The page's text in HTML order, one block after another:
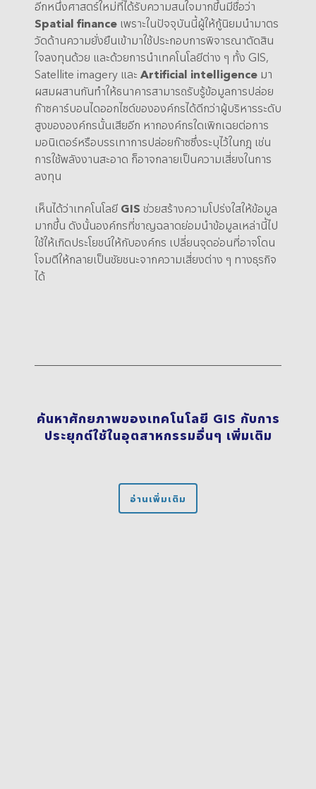
อีกหนึ่งศาสตร์ใหม่ที่ได้รับความสนใจมากขึ้นมีชื่อว่า
Spatial finance เพราะในปัจจุบันนี้ผู้ให้กู้นิยมนำมาตร
วัดด้านความยั่งยืนเข้ามาใช้ประกอบการพิจารณาตัดสิน
ใจลงทุนด้วย และด้วยการนำเทคโนโลยีต่าง ๆ ทั้ง GIS,
Satellite imagery และ Artificial intelligence มา
ผสมผสานกันทำให้ธนาคารสามารถรับรู้ข้อมูลการปล่อย
ก๊าซคาร์บอนไดออกไซด์ขององค์กรได้ดีกว่าผู้บริหารระดับ
สูงขององค์กรนั้นเสียอีก หากองค์กรใดเพิกเฉยต่อการ
มอนิเตอร์หรือบรรเทาการปล่อยก๊าซซึ่งระบุไว้ในกฎ เช่น
การใช้พลังงานสะอาด ก็อาจกลายเป็นความเสี่ยงในการ
ลงทุน
เห็นได้ว่าเทคโนโลยี GIS ช่วยสร้างความโปร่งใสให้ข้อมูล
มากขึ้น ดังนั้นองค์กรที่ชาญฉลาดย่อมนำข้อมูลเหล่านี้ไป
ใช้ให้เกิดประโยชน์ให้กับองค์กร เปลี่ยนจุดอ่อนที่อาจโดน
โจมตีให้กลายเป็นชัยชนะจากความเสี่ยงต่าง ๆ ทางธุรกิจ
ได้
ค้นหาศักยภาพของเทคโนโลยี GIS กับการ
ประยุกต์ใช้ในอุตสาหกรรมอื่นๆ เพิ่มเติม
อ่านเพิ่มเติม